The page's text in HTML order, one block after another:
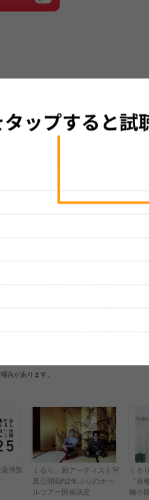
ん。
合があります。
博覧
くるり、新アーティスト写
真公開&約2年ぶりのホー
ルツアー開催決定
くる
『京
梅小